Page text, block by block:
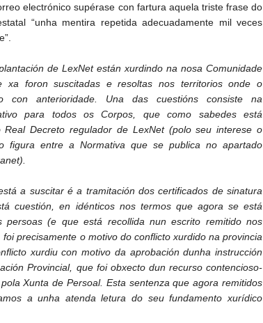
electrónico supérase con fartura aquela triste frase do
“unha mentira repetida adecuadamente mil veces
de LexNet están xurdindo na nosa Comunidade
xa foron suscitadas e resoltas nos territorios onde o
con anterioridade. Una das cuestións consiste na
para todos os Corpos, que como sabedes está
Real Decreto regulador de LexNet (polo seu interese o
figura entre a Normativa que se publica no apartado
a suscitar é a tramitación dos certificados de sinatura
cuestión, en idénticos nos termos que agora se está
persoas (e que está recollida nun escrito remitido nos
precisamente o motivo do conflicto xurdido na provincia
xurdiu con motivo da aprobación dunha instrucción
Provincial, que foi obxecto dun recurso contencioso-
Xunta de Persoal. Esta sentenza que agora remitidos
a unha atenda letura do seu fundamento xurídico